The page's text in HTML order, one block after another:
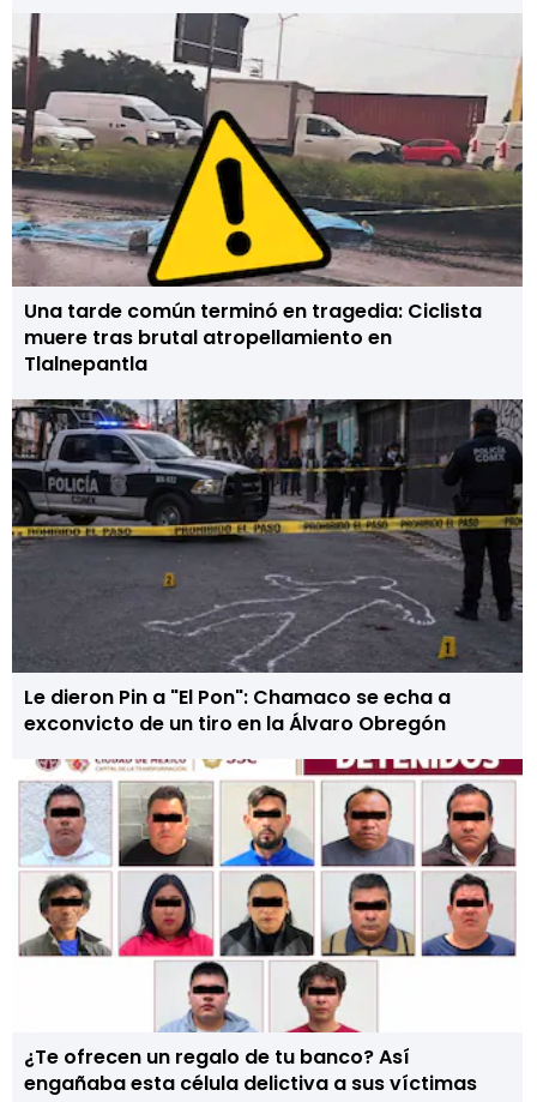
Una tarde común terminó en tragedia: Ciclista
muere tras brutal atropellamiento en
Tlalnepantla
Le dieron Pin a "El Pon": Chamaco se echa a
exconvicto de un tiro en la Álvaro Obregón
¿Te ofrecen un regalo de tu banco? Así
engañaba esta célula delictiva a sus víctimas